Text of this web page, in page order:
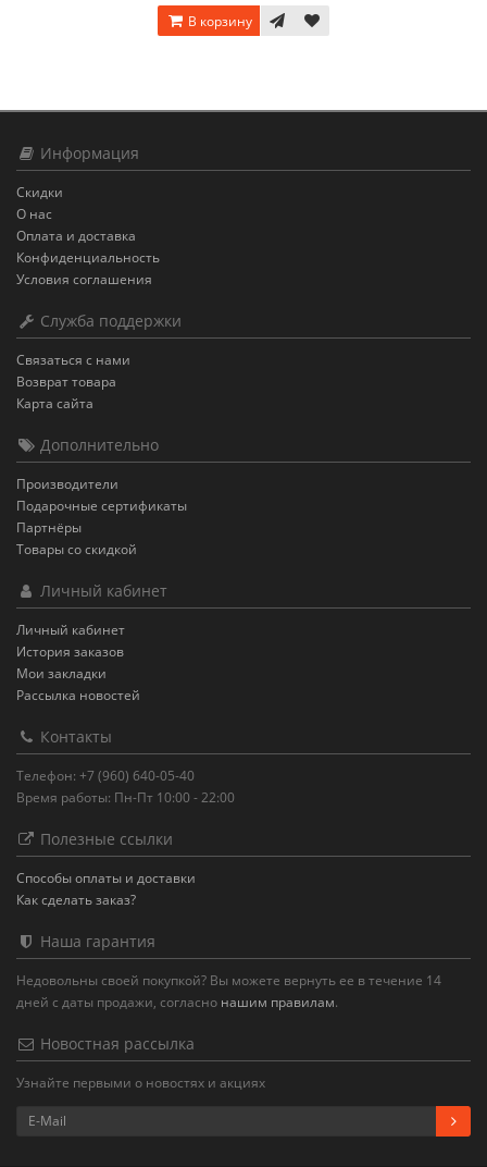
В корзину
Информация
Скидки
О нас
Оплата и доставка
Конфиденциальность
Условия соглашения
Служба поддержки
Связаться с нами
Возврат товара
Карта сайта
Дополнительно
Производители
Подарочные сертификаты
Партнёры
Товары со скидкой
Личный кабинет
Личный кабинет
История заказов
Мои закладки
Рассылка новостей
Контакты
Телефон: +7 (960) 640-05-40
Время работы: Пн-Пт 10:00 - 22:00
Полезные ссылки
Способы оплаты и доставки
Как сделать заказ?
Наша гарантия
Недовольны своей покупкой? Вы можете вернуть ее в течение 14
дней с даты продажи, согласно нашим правилам.
Новостная рассылка
Узнайте первыми о новостях и акциях